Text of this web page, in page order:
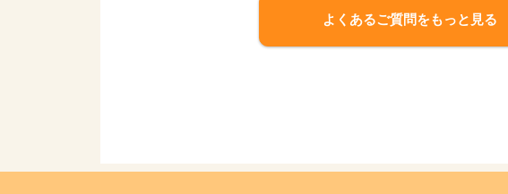
よくあるご質問をもっと見る